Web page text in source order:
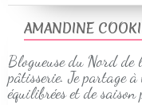
AMANDINE
Blogueuse du Nord de
pâtisserie. Je partage à
équilibrées et de